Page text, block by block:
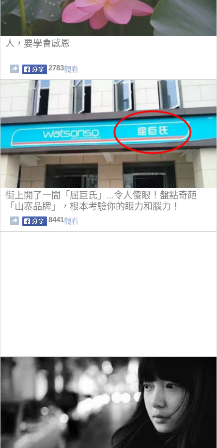
人，要學會感恩
2783觀看
街上開了一間「屈巨氏」...令人傻眼！盤點奇葩
「山寨品牌」，根本考驗你的眼力和腦力！
8441觀看